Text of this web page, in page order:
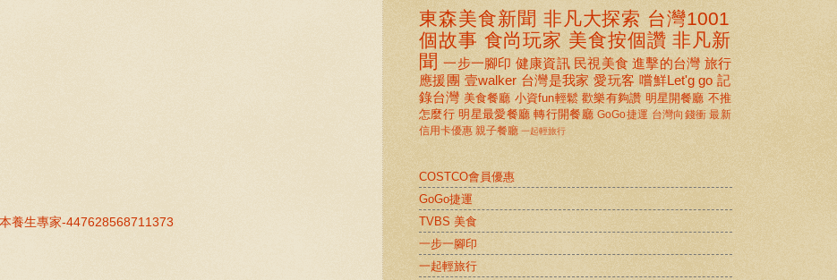
養生專家-447628568711373
東森美食新聞 非凡大探索 台灣1001
個故事 食尚玩家 美食按個讚 非凡新
聞 一步一腳印 健康資訊 民視美食 進擊的台灣 旅行
應援團 壹walker 台灣是我家 愛玩客 嚐鮮Let'g go 記
錄台灣 美食餐廳 小資fun輕鬆 歡樂有夠讚 明星開餐廳 不推
怎麼行 明星最愛餐廳 轉行開餐廳 GoGo捷運 台灣向錢衝 最新
信用卡優惠 親子餐廳 一起輕旅行
COSTCO會員優惠
GoGo捷運
TVBS 美食
一步一腳印
一起輕旅行